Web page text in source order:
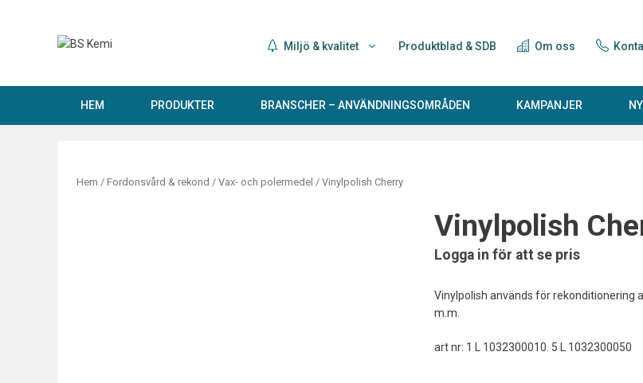
Miljö & kvalitet Produktblad & SDB Om oss
HEM PRODUKTER BRANSCHER – ANVÄNDNINGSOMRÅDEN KAMPANJER
Hem / Fordonsvård & rekond / Vax- och polermedel / Vinylpolish Cherry
Vinylpolish
Logga in för att se pris
Vinylpolish används för rekonditionering
m.m.
art nr: 1 L 1032300010. 5 L 1032300050